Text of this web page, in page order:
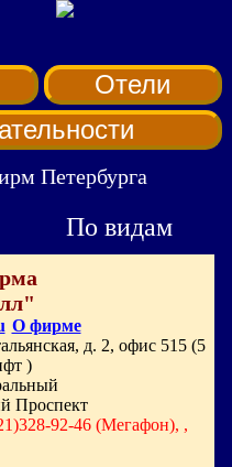
Отели
Петербурга
По видам
О фирме
д. 2, офис 515 (5
)
Проспект
92-46 (Мегафон), ,